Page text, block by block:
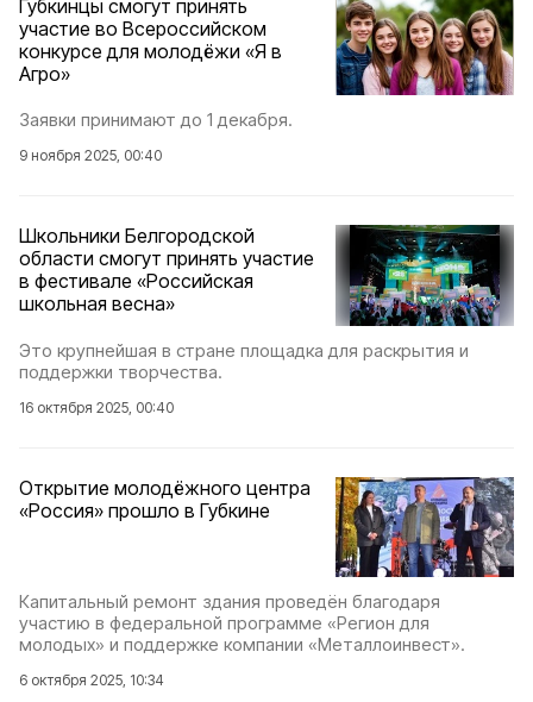
Губкинцы смогут принять
участие во Всероссийском
конкурсе для молодёжи «Я в
Агро»
Заявки принимают до 1 декабря.
9 ноября 2025, 00:40
Школьники Белгородской
области смогут принять участие
в фестивале «Российская
школьная весна»
Это крупнейшая в стране площадка для раскрытия и
поддержки творчества.
16 октября 2025, 00:40
Открытие молодёжного центра
«Россия» прошло в Губкине
Капитальный ремонт здания проведён благодаря
участию в федеральной программе «Регион для
молодых» и поддержке компании «Металлоинвест».
6 октября 2025, 10:34